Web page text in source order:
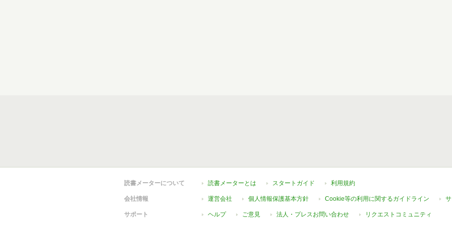
読書メーターについて 読書メーターとは スタートガイド 利用規約
会社情報 運営会社 個人情報保護基本方針 Cookie等の利用に関するガイドライン
サポート ヘルプ ご意見 法人・プレスお問い合わせ リクエストコミュニティ